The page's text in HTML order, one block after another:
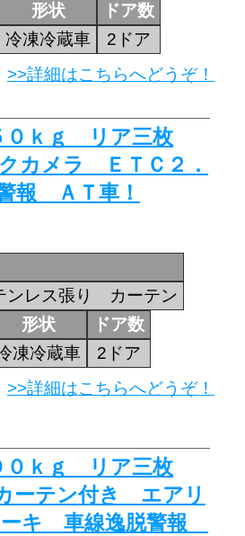
形状
冷凍冷蔵車
ドア数
2ドア
>>詳細はこちらへどうぞ！
ｋｇ リア三枚
カメラ ＥＴＣ２．
報 ＡＴ車！
レス張り カーテン
形状
凍冷蔵車
ドア数
2ドア
>>詳細はこちらへどうぞ！
ｋｇ リア三枚
ーテン付き エアリ
キ 車線逸脱警報